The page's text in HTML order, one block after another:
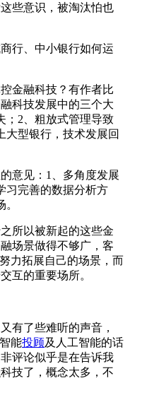
些意识，被淘汰怕也
行、中小银行如何运
金融科技？有作者比
科技发展中的三个大
；2、粗放式管理导致
大型银行，技术发展回
见：1、多角度发展
习完善的数据分析方
所以被新起的这些金
场景做得不够广，客
力拓展自己的场景，而
互的重要场所。
又有了些难听的声音，
能投顾及人工智能的话
评论似乎是在告诉我
技了，概念太多，不